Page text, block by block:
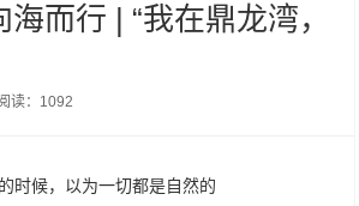
而行 | “我在鼎龙湾，
读：1092
时候，以为一切都是自然的